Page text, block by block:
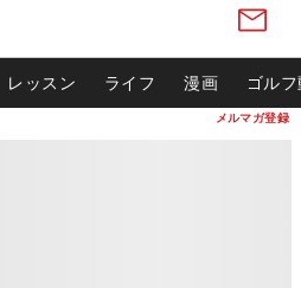
メルマガ登録
レッスン ライフ 漫画 ゴル